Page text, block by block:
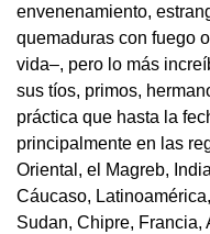
envenenamiento,
quemaduras con fuego
vida–, pero lo más
sus tíos, primos,
práctica que hasta la
principalmente en las
Oriental, el Magreb,
Cáucaso,
Sudan, Chipre, Francia,